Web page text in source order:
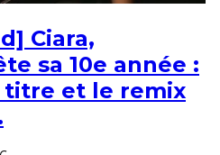
Ciara,
sa 10e année :
titre et le remix